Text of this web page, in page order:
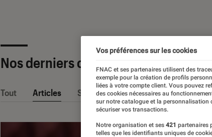
Nos derniers contenus
Tout Articles Sélections et guides Tests
Vos préférences sur les cookies
FNAC et ses partenaires utilisent des
exemple pour la création de profils
liées à votre compte client. Vous pouvez
des cookies nécessaires au
sur notre catalogue et la personnalisation
sécuriser vos transactions.
Notre organisation et ses 421 partenaires
telles que les identifiants uniques de